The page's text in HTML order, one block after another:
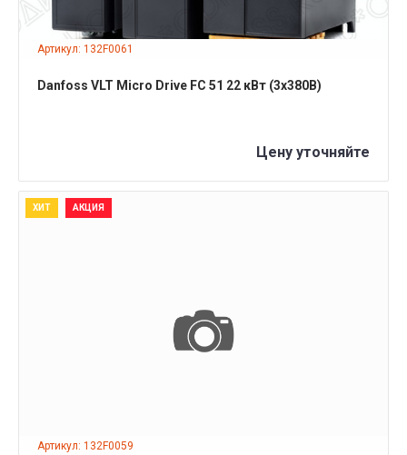
Артикул: 132F0061
Danfoss VLT Micro Drive FC 51 22 кВт (3x380B)
Цену уточняйте
ХИТ АКЦИЯ
Артикул: 132F0059
ПОДРОБНЕЕ